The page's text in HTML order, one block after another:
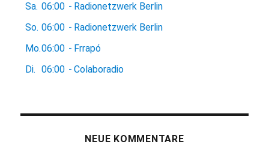
Sa. 06:00 - Radionetzwerk Berlin
So. 06:00 - Radionetzwerk Berlin
Mo.06:00 - Frrapó
Di.
06:00 - Colaboradio
NEUE KOMMENTARE